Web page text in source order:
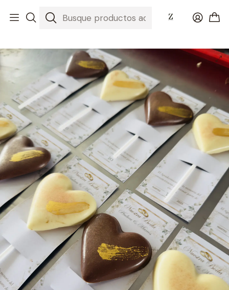
Inicio Nuestros Chocolates
Pedidos Corporativos
Paleta de corazones para evento